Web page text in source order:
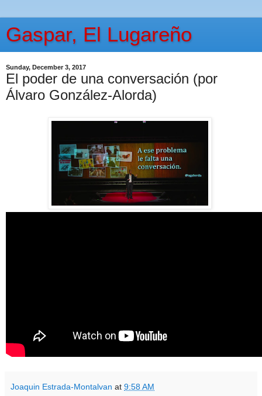
Gaspar, El Lugareño
Sunday, December 3, 2017
El poder de una conversación (por
Álvaro González-Alorda)
Joaquin Estrada-Montalvan at 9:58 AM